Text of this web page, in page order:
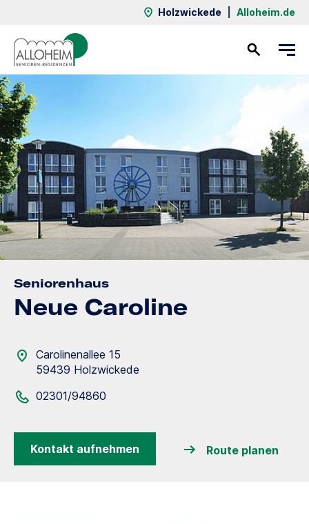
Holzwickede Alloheim.de
Seniorenhaus
Neue Caroline
Carolinenallee 15
59439 Holzwickede
02301/94860
Kontakt aufnehmen Route planen